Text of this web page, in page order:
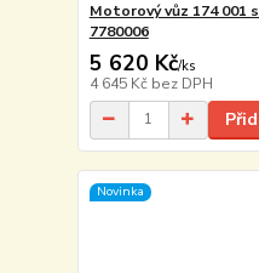
Motorový vůz 174 001
7780006
5 620 Kč/ks
4 645 Kč bez DPH
Novinka